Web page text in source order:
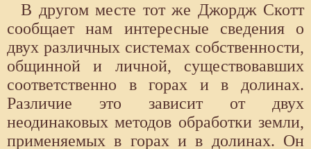
В другом месте тот же Джордж Скотт
сообщает нам интересные сведения о
двух различных системах собственности,
общинной и личной, существовавших
соответственно в горах и в долинах.
Различие это зависит от двух
неодинаковых методов обработки земли,
применяемых в горах и в долинах. Он